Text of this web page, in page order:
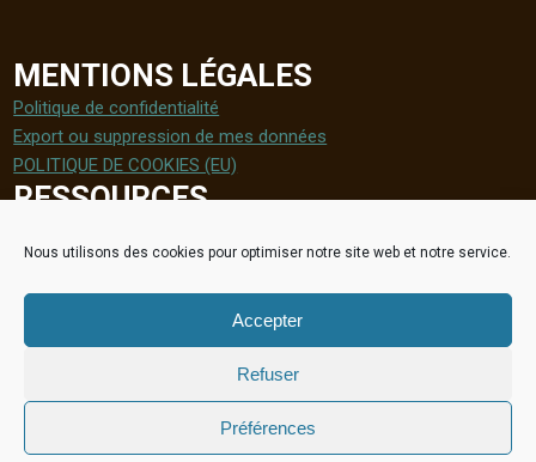
Nous utilisons des cookies pour optimiser notre site web et notre service.
Accepter
Refuser
Préférences
MENTIONS LÉGALES
Politique de confidentialité
Export ou suppression de mes données
POLITIQUE DE COOKIES (EU)
RESSOURCES
>Communectons
Nouveau sondage IFOP sur l'effondrement